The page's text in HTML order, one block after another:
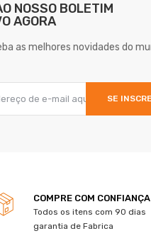
NOSSO BOLETIM
AGORA
as melhores novidades do
SE
COMPRE COM CONFIANÇA
Todos os itens com 90 dias
garantia de Fabrica